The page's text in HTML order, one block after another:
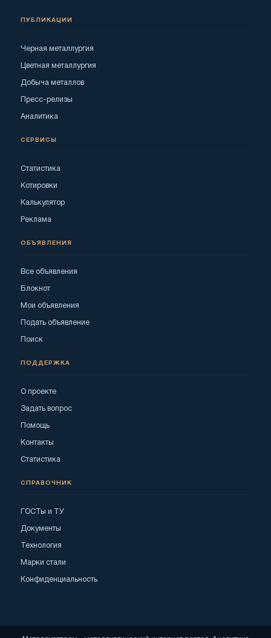
ПУБЛИКАЦИИ
Черная металлургия
Цветная металлургия
Добыча металлов
Пресс-релизы
Аналитика
СЕРВИСЫ
Статистика
Котировки
Калькулятор
Реклама
ОБЪЯВЛЕНИЯ
Все объявления
Блокнот
Мои объявления
Подать объявление
Поиск
ПОДДЕРЖКА
О проекте
Задать вопрос
Помощь
Контакты
Статистика
СПРАВОЧНИК
ГОСТы и ТУ
Документы
Технология
Марки стали
Конфиденциальность